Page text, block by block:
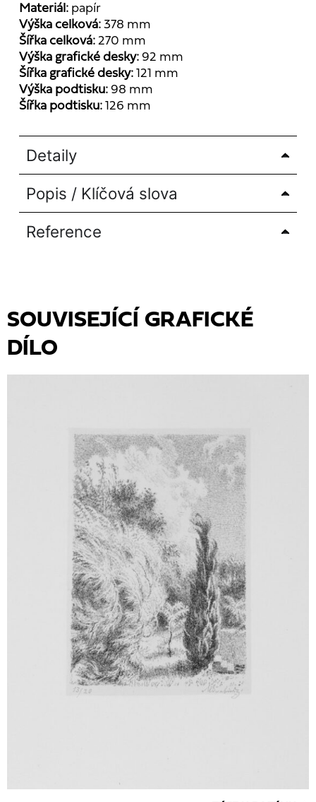
Materiál: papír
Výška celková: 378 mm
Šířka celková: 270 mm
Výška grafické desky: 92 mm
Šířka grafické desky: 121 mm
Výška podtisku: 98 mm
Šířka podtisku: 126 mm
Detaily
Popis / Klíčová slova
Reference
SOUVISEJÍCÍ GRAFICKÉ
DÍLO